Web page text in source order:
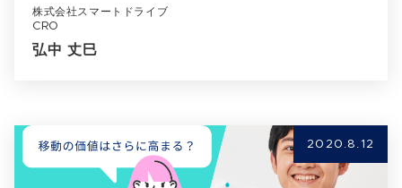
株式会社スマートドライブ
CRO
弘中 丈巳
2020.8.12